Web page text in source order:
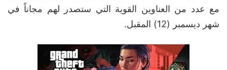
مع عدد من العناوين القوية التي ستصدر لهم مجاناً في
شهر ديسمبر (12) المقبل.